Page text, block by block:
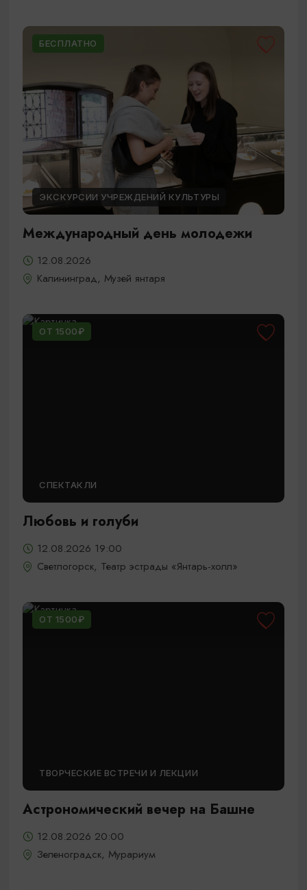
БЕСПЛАТНО
ЭКСКУРСИИ УЧРЕЖДЕНИЙ КУЛЬТУРЫ
Международный день молодежи
12.08.2026
Калининград, Музей янтаря
ОТ 1500₽
СПЕКТАКЛИ
Любовь и голуби
12.08.2026 19:00
Светлогорск, Театр эстрады «Янтарь-холл»
ОТ 1500₽
ТВОРЧЕСКИЕ ВСТРЕЧИ И ЛЕКЦИИ
Астрономический вечер на Башне
12.08.2026 20:00
Зеленоградск, Мурариум